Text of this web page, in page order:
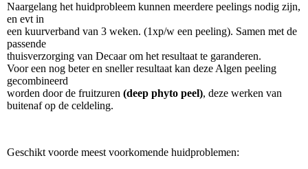
Naargelang het huidprobleem kunnen meerdere peelings nodig zijn,
en evt in
een kuurverband van 3 weken. (1xp/w een peeling). Samen met de
passende
thuisverzorging van Decaar om het resultaat te garanderen.
Voor een nog beter en sneller resultaat kan deze Algen peeling
gecombineerd
worden door de fruitzuren (deep phyto peel), deze werken van
buitenaf op de celdeling.
Geschikt voorde meest voorkomende huidproblemen: